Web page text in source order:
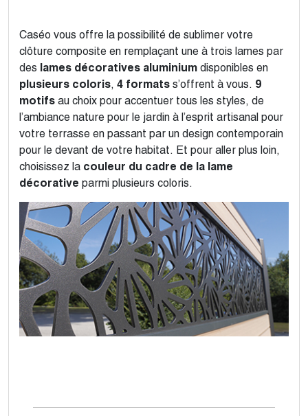
Caséo vous offre la possibilité de sublimer votre
clôture composite en remplaçant une à trois lames par
des lames décoratives aluminium disponibles en
plusieurs coloris, 4 formats s’offrent à vous. 9
motifs au choix pour accentuer tous les styles, de
l’ambiance nature pour le jardin à l’esprit artisanal pour
votre terrasse en passant par un design contemporain
pour le devant de votre habitat. Et pour aller plus loin,
choisissez la couleur du cadre de la lame
décorative parmi plusieurs coloris.